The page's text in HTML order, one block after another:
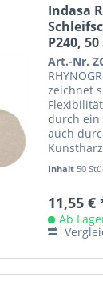
Indasa
P240,
Art.-Nr.
zeichnet
durch ein
auch
Inhalt 50
11,55 €
Ab